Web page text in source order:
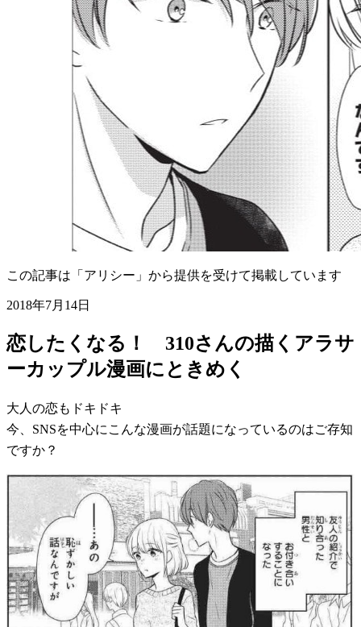
この記事は「アリシー」から提供を受けて掲載しています
2018年7月14日
恋したくなる！ 310さんの描くアラサ
ーカップル漫画にときめく
大人の恋もドキドキ
今、SNSを中心にこんな漫画が話題になっているのはご存知
ですか？